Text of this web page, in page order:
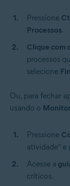
Pressione
Processos.
Clique com
processos
selecione
Ou, para fechar
usando o
Pressione
atividade” e
Acesse a
críticos.